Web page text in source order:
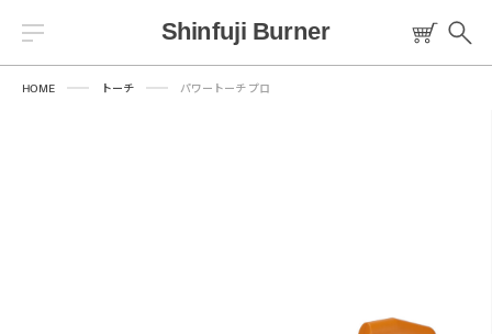
HOME トーチ パワートーチ プロ